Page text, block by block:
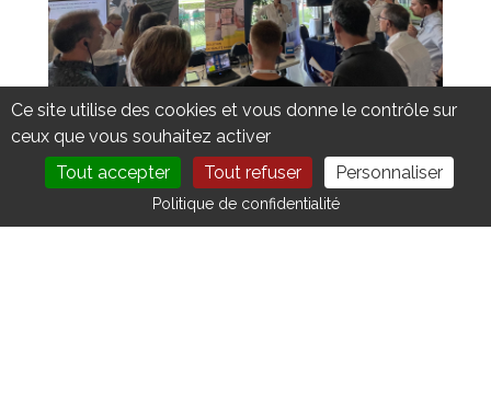
DEVENIR MEMBRE NOUS CONTACTER
Ce site utilise des cookies et vous donne le contrôle sur
ceux que vous souhaitez activer
Tout accepter
Tout refuser Personnaliser
Politique de confidentialité